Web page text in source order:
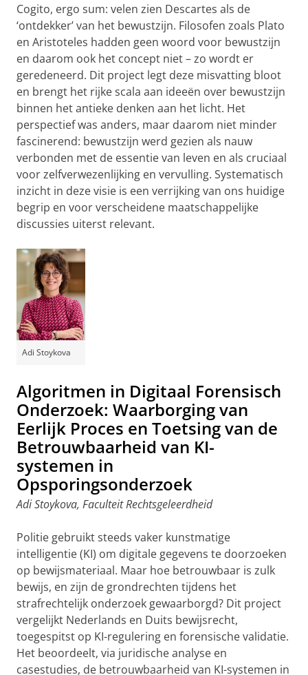
Cogito, ergo sum: velen zien Descartes als de
‘ontdekker’ van het bewustzijn. Filosofen zoals Plato
en Aristoteles hadden geen woord voor bewustzijn
en daarom ook het concept niet – zo wordt er
geredeneerd. Dit project legt deze misvatting bloot
en brengt het rijke scala aan ideeën over bewustzijn
binnen het antieke denken aan het licht. Het
perspectief was anders, maar daarom niet minder
fascinerend: bewustzijn werd gezien als nauw
verbonden met de essentie van leven en als cruciaal
voor zelfverwezenlijking en vervulling. Systematisch
inzicht in deze visie is een verrijking van ons huidige
begrip en voor verscheidene maatschappelijke
discussies uiterst relevant.
Adi Stoykova
Algoritmen in Digitaal Forensisch
Onderzoek: Waarborging van
Eerlijk Proces en Toetsing van de
Betrouwbaarheid van KI-
systemen in
Opsporingsonderzoek
Adi Stoykova, Faculteit Rechtsgeleerdheid
Politie gebruikt steeds vaker kunstmatige
intelligentie (KI) om digitale gegevens te doorzoeken
op bewijsmateriaal. Maar hoe betrouwbaar is zulk
bewijs, en zijn de grondrechten tijdens het
strafrechtelijk onderzoek gewaarborgd? Dit project
vergelijkt Nederlands en Duits bewijsrecht,
toegespitst op KI-regulering en forensische validatie.
Het beoordeelt, via juridische analyse en
casestudies, de betrouwbaarheid van KI-systemen in